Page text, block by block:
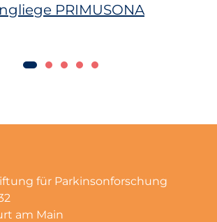
PRIMUSONA
für Parkinsonforschung
am Main